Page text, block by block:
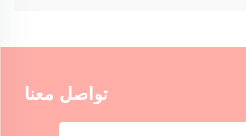
ملصق إضافي أو شريط.
تواصل معنا